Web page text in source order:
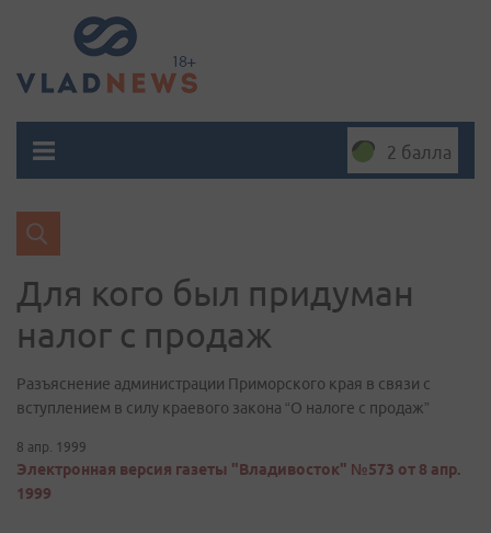
2 балла
Для кого был придуман
налог с продаж
Разъяснение администрации Приморского края в связи с
вступлением в силу краевого закона “О налоге с продаж”
8 апр. 1999
Электронная версия газеты "Владивосток" №573 от 8 апр.
1999